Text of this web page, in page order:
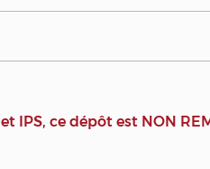
IPS, ce dépôt est NON